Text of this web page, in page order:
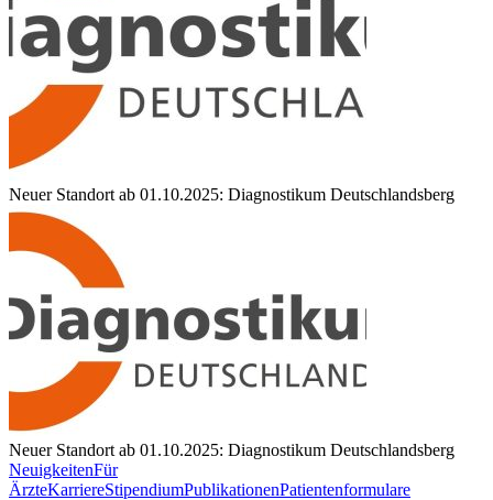
Neuer Standort ab 01.10.2025: Diagnostikum Deutschlandsberg
Neuer Standort ab 01.10.2025: Diagnostikum Deutschlandsberg
NeuigkeitenFür
ÄrzteKarriereStipendiumPublikationenPatientenformulare